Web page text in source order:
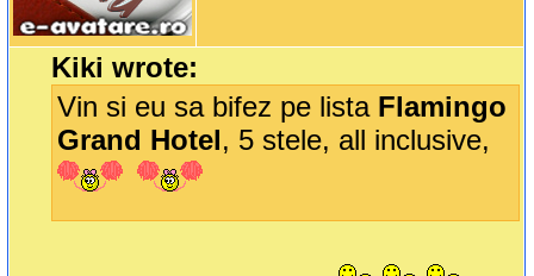
Kiki wrote:
Vin si eu sa bifez pe lista Flamingo
Grand Hotel, 5 stele, all inclusive,